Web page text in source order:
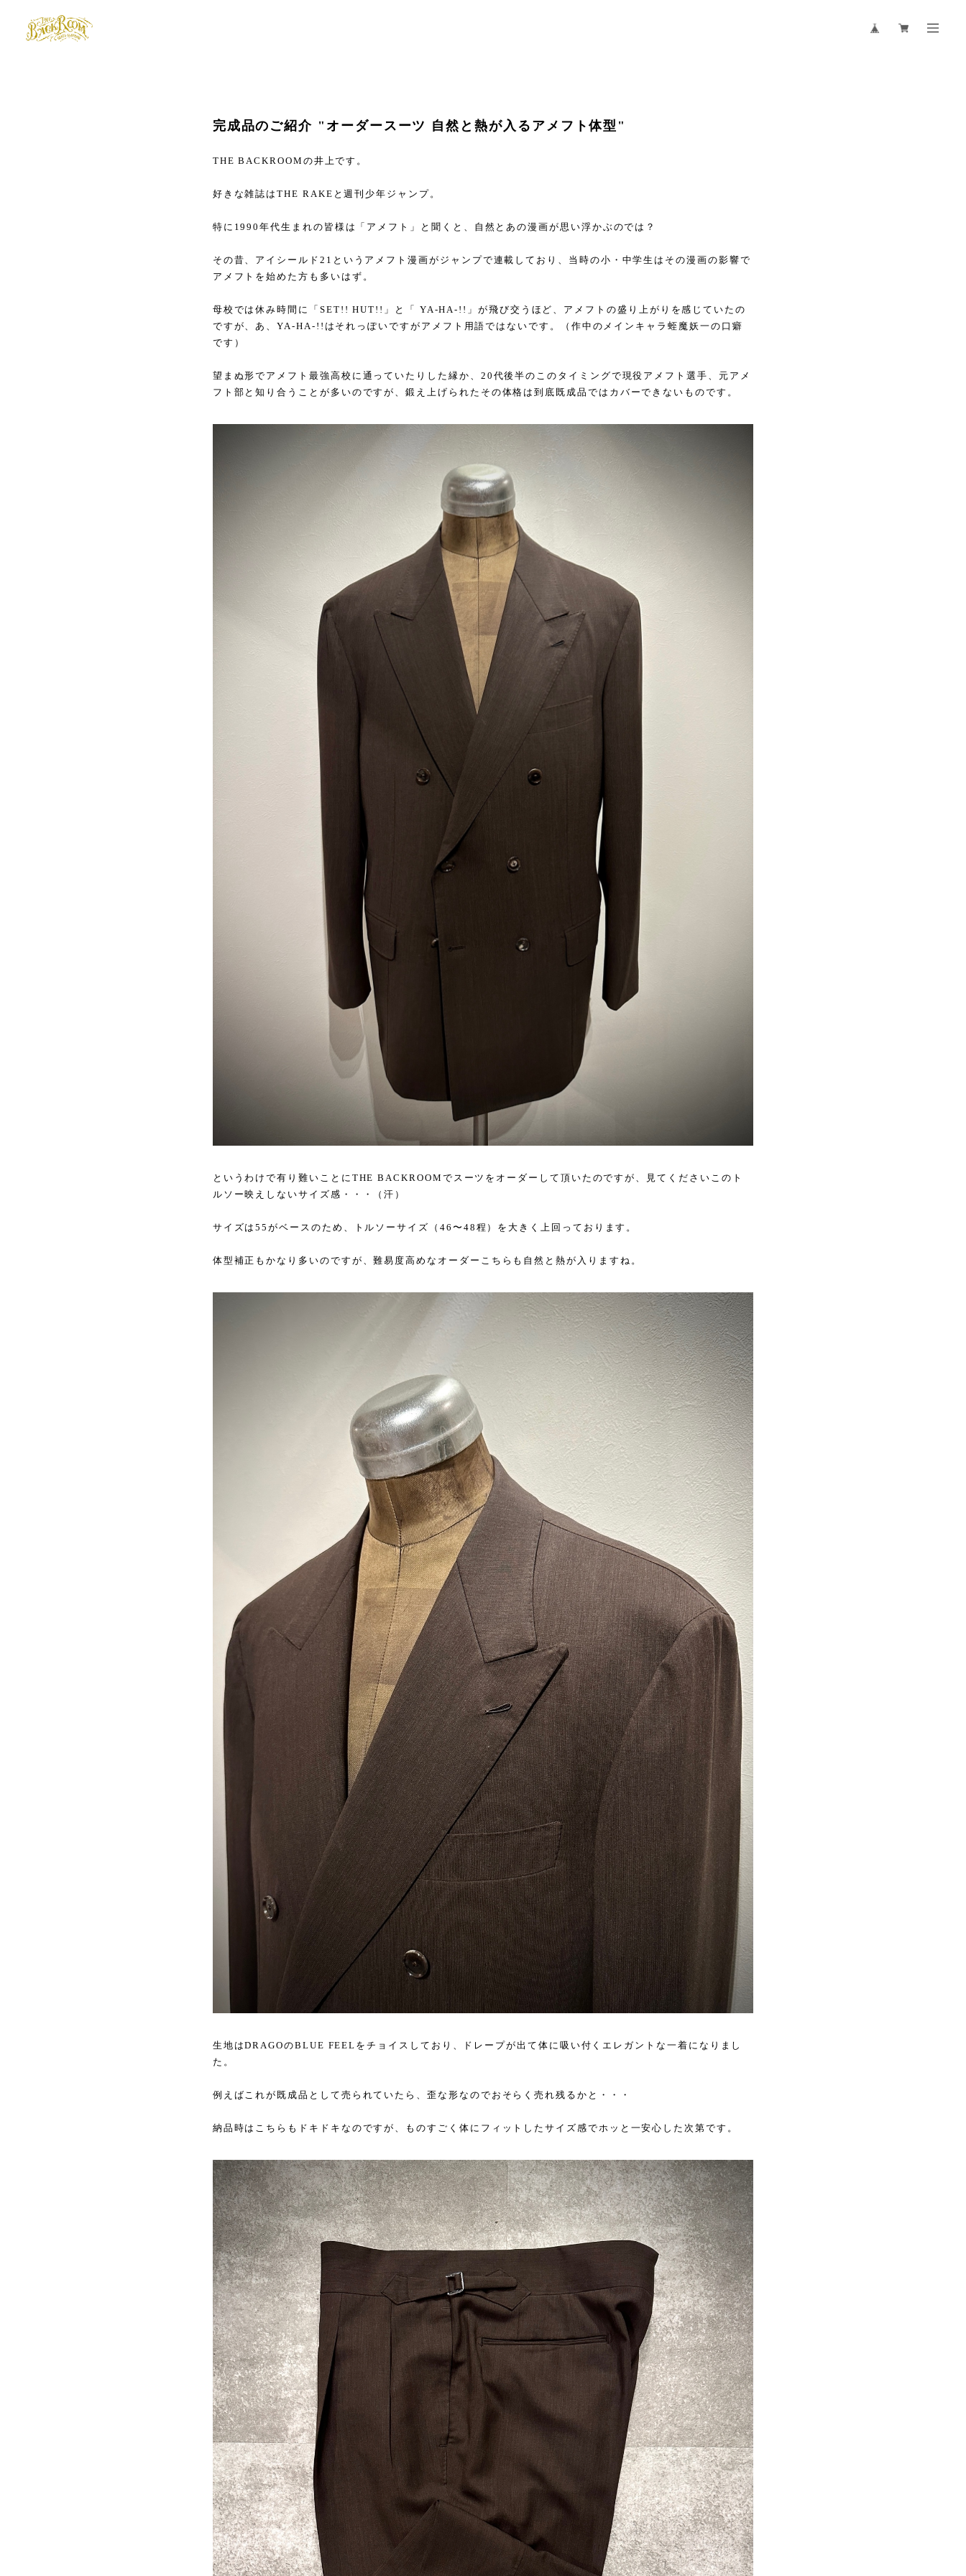
完成品のご紹介 "オーダースーツ 自然と熱が入るアメフト体型"
THE BACKROOMの井上です。
好きな雑誌はTHE RAKEと週刊少年ジャンプ。
特に1990年代生まれの皆様は「アメフト」と聞くと、自然とあの漫画が思い浮かぶのでは？
その昔、アイシールド21というアメフト漫画がジャンプで連載しており、当時の小・中学生はその漫画の影響で
アメフトを始めた方も多いはず。
母校では休み時間に「SET!! HUT!!」と「 YA-HA-!!」が飛び交うほど、アメフトの盛り上がりを感じていたの
ですが、あ、YA-HA-!!はそれっぽいですがアメフト用語ではないです。（作中のメインキャラ蛭魔妖一の口癖
です）
望まぬ形でアメフト最強高校に通っていたりした縁か、20代後半のこのタイミングで現役アメフト選手、元アメ
フト部と知り合うことが多いのですが、鍛え上げられたその体格は到底既成品ではカバーできないものです。
というわけで有り難いことにTHE BACKROOMでスーツをオーダーして頂いたのですが、見てくださいこのト
ルソー映えしないサイズ感・・・（汗）
サイズは55がベースのため、トルソーサイズ（46〜48程）を大きく上回っております。
体型補正もかなり多いのですが、難易度高めなオーダーこちらも自然と熱が入りますね。
生地はDRAGOのBLUE FEELをチョイスしており、ドレープが出て体に吸い付くエレガントな一着になりまし
た。
例えばこれが既成品として売られていたら、歪な形なのでおそらく売れ残るかと・・・
納品時はこちらもドキドキなのですが、ものすごく体にフィットしたサイズ感でホッと一安心した次第です。